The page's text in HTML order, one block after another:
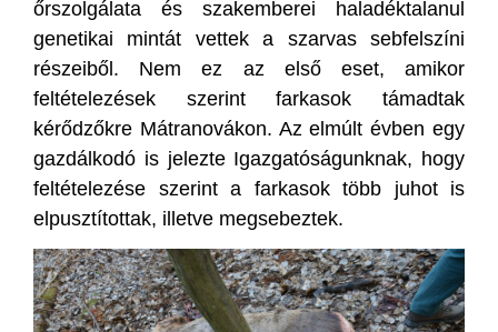
őrszolgálata és szakemberei haladéktalanul
genetikai mintát vettek a szarvas sebfelszíni
részeiből. Nem ez az első eset, amikor
feltételezések szerint farkasok támadtak
kérődzőkre Mátranovákon. Az elmúlt évben egy
gazdálkodó is jelezte Igazgatóságunknak, hogy
feltételezése szerint a farkasok több juhot is
elpusztítottak, illetve megsebeztek.